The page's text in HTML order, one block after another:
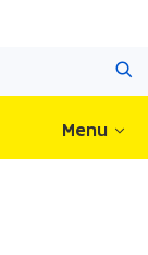
Menu